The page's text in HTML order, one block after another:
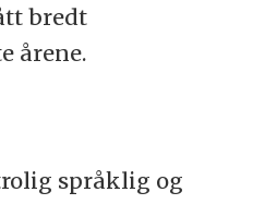
bredt
årene.
språklig og